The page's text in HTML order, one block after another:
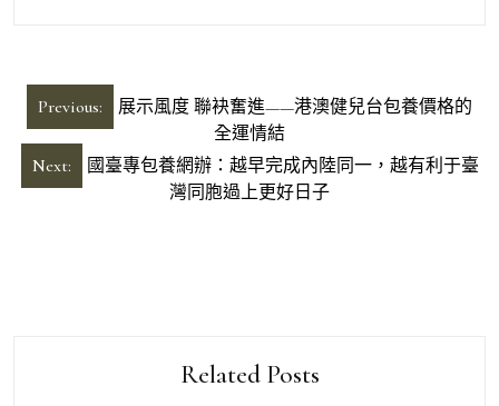
文
章
導
Previous:
展示風度 聯袂奮進——港澳健兒台包養價格的
全運情結
Next:
國臺專包養網辦：越早完成內陸同一，越有利于臺
灣同胞過上更好日子
Related Posts